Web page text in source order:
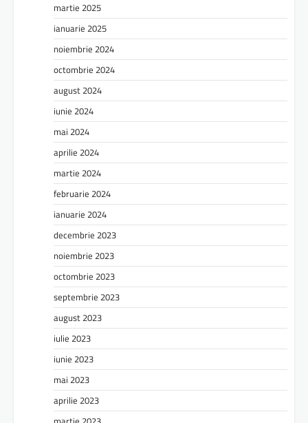
martie 2025
ianuarie 2025
noiembrie 2024
octombrie 2024
august 2024
iunie 2024
mai 2024
aprilie 2024
martie 2024
februarie 2024
ianuarie 2024
decembrie 2023
noiembrie 2023
octombrie 2023
septembrie 2023
august 2023
iulie 2023
iunie 2023
mai 2023
aprilie 2023